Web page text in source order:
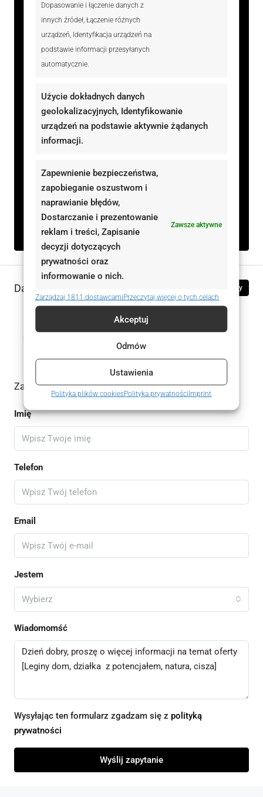
Dopasowanie i łączenie danych z
innych źródeł, Łączenie różnych
urządzeń, Identyfikacja urządzeń na
podstawie informacji przesyłanych
automatycznie.
Użycie dokładnych danych
geolokalizacyjnych, Identyfikowanie
urządzeń na podstawie aktywnie żądanych
informacji.
Zapewnienie bezpieczeństwa,
zapobieganie oszustwom i
naprawianie błędów,
Dostarczanie i prezentowanie
reklam i treści, Zapisanie
decyzji dotyczących
prywatności oraz
informowanie o nich.
Zawsze aktywne
Zarządzaj 1811 dostawcamiPrzeczytaj więcej o tych celach
Akceptuj
Odmów
Ustawienia
Polityka plików cookiesPolityka prywatnościImprint
ID Oferty
Cena
Rozmiar
Pokoje
Łazienki
Domy, Nieruchomości
Rodzaj Na sprzedaż
Dane kontaktowe Zobacz oferty
Marcin Meller
535 353 193
WhatsApp
Zadaj pytanie do oferty
Imię
Telefon
Email
Jestem
Wybierz
Wiadomomść
Wysyłając ten formularz zgadzam się z polityką
prywatności
Wyślij zapytanie